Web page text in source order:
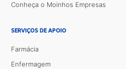
Conheça o Moinhos Empresas
SERVIÇOS DE APOIO
Farmácia
Enfermagem